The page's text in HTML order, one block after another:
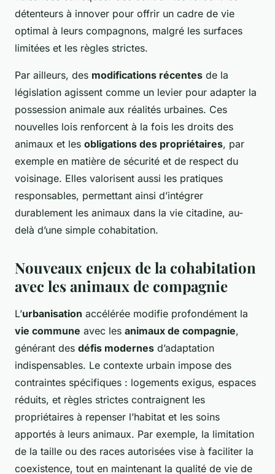
détenteurs à innover pour offrir un cadre de vie
optimal à leurs compagnons, malgré les surfaces
limitées et les règles strictes.
Par ailleurs, des modifications récentes de la
législation agissent comme un levier pour adapter la
possession animale aux réalités urbaines. Ces
nouvelles lois renforcent à la fois les droits des
animaux et les obligations des propriétaires, par
exemple en matière de sécurité et de respect du
voisinage. Elles valorisent aussi les pratiques
responsables, permettant ainsi d’intégrer
durablement les animaux dans la vie citadine, au-
delà d’une simple cohabitation.
Nouveaux enjeux de la cohabitation
avec les animaux de compagnie
L’urbanisation accélérée modifie profondément la
vie commune avec les animaux de compagnie,
générant des défis modernes d’adaptation
indispensables. Le contexte urbain impose des
contraintes spécifiques : logements exigus, espaces
réduits, et règles strictes contraignent les
propriétaires à repenser l’habitat et les soins
apportés à leurs animaux. Par exemple, la limitation
de la taille ou des races autorisées vise à faciliter la
coexistence, tout en maintenant la qualité de vie de